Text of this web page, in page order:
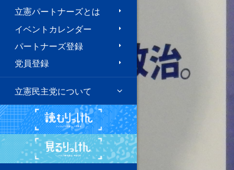
立憲パートナーズとは
イベントカレンダー
パートナーズ登録
党員登録
立憲民主党について